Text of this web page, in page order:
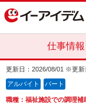
仕事情報
更新日：2026/08/01 ※更
アルバイト パート
職種：福祉施設での調理補